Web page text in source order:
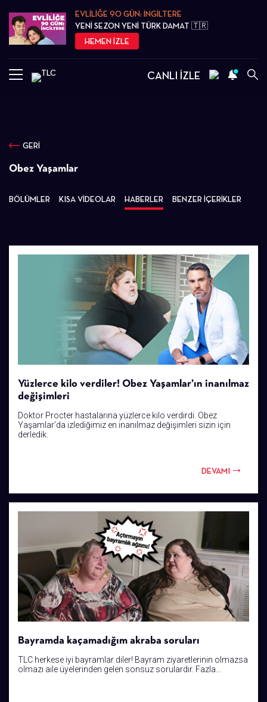
EVLİLİĞE 90 GÜN: İNGİLTERE
YENİ SEZON YENİ TÜRK DAMAT 🇹🇷
HEMEN İZLE
CANLI İZLE
GERİ
Obez Yaşamlar
BÖLÜMLER KISA VİDEOLAR HABERLER BENZER İÇERİKLER
Yüzlerce kilo verdiler! Obez Yaşamlar’ın inanılmaz
değişimleri
Doktor Procter hastalarına yüzlerce kilo verdirdi. Obez
Yaşamlar’da izlediğimiz en inanılmaz değişimleri sizin için
derledik.
DEVAMI
Bayramda kaçamadığım akraba soruları
TLC herkese iyi bayramlar diler! Bayram ziyaretlerinin olmazsa
olmazı aile üyelerinden gelen sonsuz sorulardır. Fazla...